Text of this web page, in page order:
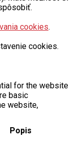
cookies.
cookies.
for the website
basic
website,
Popis